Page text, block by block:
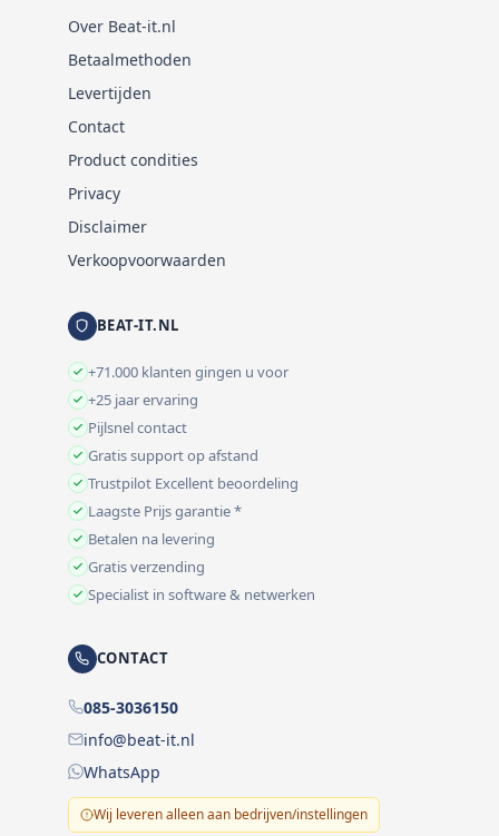
Over Beat-it.nl
Betaalmethoden
Levertijden
Contact
Product condities
Privacy
Disclaimer
Verkoopvoorwaarden
BEAT-IT.NL
+71.000 klanten gingen u voor
+25 jaar ervaring
Pijlsnel contact
Gratis support op afstand
Trustpilot Excellent beoordeling
Laagste Prijs garantie *
Betalen na levering
Gratis verzending
Specialist in software & netwerken
CONTACT
085-3036150
info@beat-it.nl
WhatsApp
Wij leveren alleen aan bedrijven/instellingen